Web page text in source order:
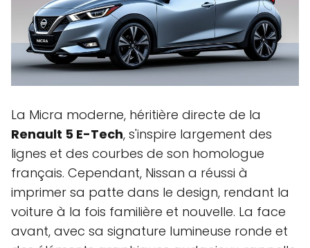
La Micra moderne, héritière directe de la
Renault 5 E-Tech, s'inspire largement des
lignes et des courbes de son homologue
français. Cependant, Nissan a réussi à
imprimer sa patte dans le design, rendant la
voiture à la fois familière et nouvelle. La face
avant, avec sa signature lumineuse ronde et